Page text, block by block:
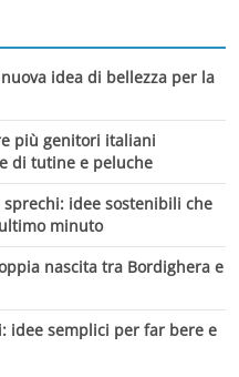
idea di bellezza per la
più genitori italiani
di tutine e peluche
sprechi: idee sostenibili che
minuto
nascita tra Bordighera e
idee semplici per far bere e